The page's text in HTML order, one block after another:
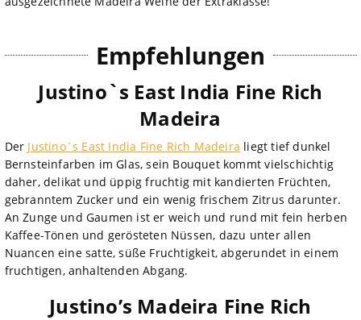
Empfehlungen
Justino`s East India Fine Rich
Madeira
Der Justino`s East India Fine Rich Madeira liegt tief dunkel
Bernsteinfarben im Glas, sein Bouquet kommt vielschichtig
daher, delikat und üppig fruchtig mit kandierten Früchten,
gebranntem Zucker und ein wenig frischem Zitrus darunter.
An Zunge und Gaumen ist er weich und rund mit fein herben
Kaffee-Tönen und gerösteten Nüssen, dazu unter allen
Nuancen eine satte, süße Fruchtigkeit, abgerundet in einem
fruchtigen, anhaltenden Abgang.
Justino’s Madeira Fine Rich